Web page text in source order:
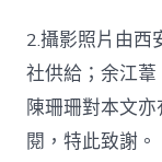
2.攝影照片由西
社供給；余江
陳珊珊對本文
閱，特此致謝。